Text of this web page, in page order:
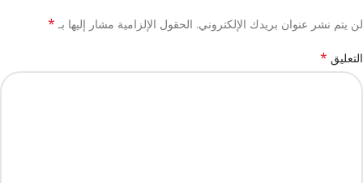
لن يتم نشر عنوان بريدك الإلكتروني. الحقول الإلزامية مشار إليها بـ *
التعليق *